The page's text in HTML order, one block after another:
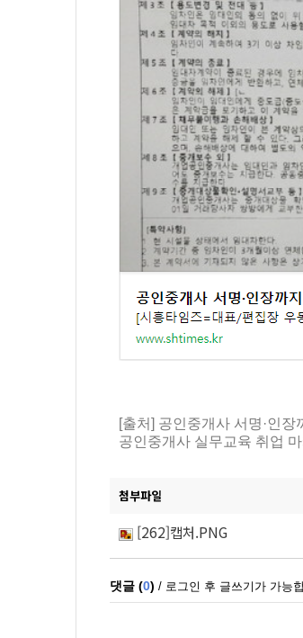
[출처] 공인중개사 서명·인
공인중개사 실무교육 취업
첨부파일
[262]캡처.PNG